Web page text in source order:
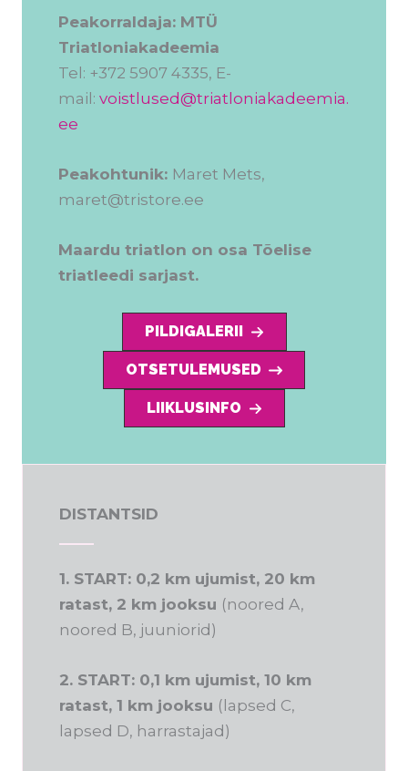
Peakorraldaja: MTÜ
Triatloniakadeemia
Tel: +372 5907 4335, E-
mail: voistlused@triatloniakadeemia.
ee
Peakohtunik: Maret Mets,
maret@tristore.ee
Maardu triatlon on osa Tõelise
triatleedi sarjast.
PILDIGALERII
OTSETULEMUSED
LIIKLUSINFO
DISTANTSID
1. START: 0,2 km ujumist, 20 km
ratast, 2 km jooksu (noored A,
noored B, juuniorid)
2. START: 0,1 km ujumist, 10 km
ratast, 1 km jooksu (lapsed C,
lapsed D, harrastajad)